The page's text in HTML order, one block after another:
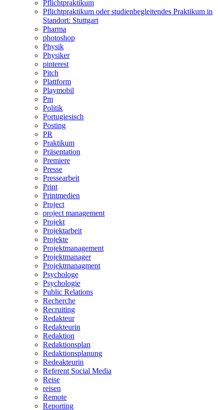
Pflichtpraktikum
Pflichtpraktikum oder studienbegleitendes Praktikum in
Standort: Stuttgart
Pharma
photoshop
Physik
Physiker
pinterest
Pitch
Plattform
Playmobil
Pm
Politik
Portugiesisch
Posting
PR
Praktikum
Präsentation
Premiere
Presse
Pressearbeit
Print
Printmedien
Project
project management
Projekt
Projektarbeit
Projekte
Projektmanagement
Projektmanager
Projektmanagment
Psychologe
Psychologie
Public Relations
Recherche
Recruiting
Redakteur
Redakteurin
Redaktion
Redaktionsplan
Redaktionsplanung
Redeakteurin
Referent Social Media
Reise
reisen
Remote
Reporting